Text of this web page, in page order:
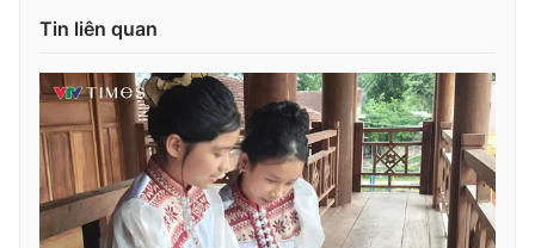
® Cấm sao chép dưới mọi hình thức nếu không có sự chấp
thuận bằng văn bản. Ghi rõ nguồn VTV.vn khi phát hành lại
thông tin từ website này.
Tin liên quan